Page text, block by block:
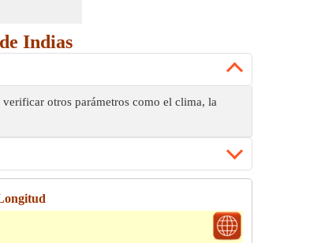
Indias
otros parámetros como el clima, la